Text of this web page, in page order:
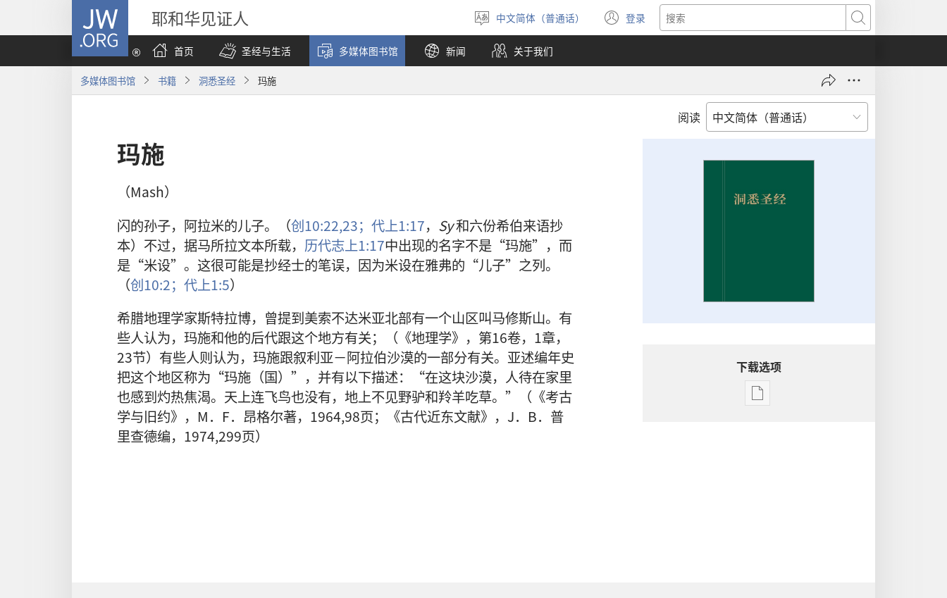
JW.ORG 耶和华见证人
选
择
语
言
中文简体（普通话） 登录
（打
开
窗
搜
索
首页
圣经与生活 多媒体图书馆 新闻 关于我们
多媒体图书馆 书籍 洞悉圣经 玛施
阅读
玛施
（Mash）
闪的孙子，阿拉米的儿子。（创10:22,23； 代上1:17， Sy和六份希伯来语抄
本）不过，据马所拉文本所载， 历代志上1:17中出现的名字不是“玛施”，而
是“米设”。这很可能是抄经士的笔误，因为米设在雅弗的“儿子”之列。
（创10:2； 代上1:5）
希腊地理学家斯特拉博，曾提到美索不达米亚北部有一个山区叫马修斯山。有
些人认为，玛施和他的后代跟这个地方有关；（《地理学》，第16卷，1章，
23节）有些人则认为，玛施跟叙利亚－阿拉伯沙漠的一部分有关。亚述编年史
把这个地区称为“玛施（国）”，并有以下描述：“在这块沙漠，人待在家里
也感到灼热焦渴。天上连飞鸟也没有，地上不见野驴和羚羊吃草。”（《考古
学与旧约》，M．F．昂格尔著，1964,98页；《古代近东文献》，J．B．普
里查德编，1974,299页）
下载选项
出